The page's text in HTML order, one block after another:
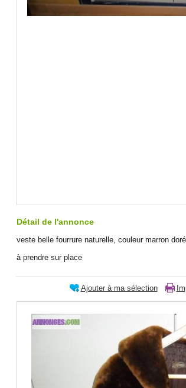
Détail de l'annonce
veste belle fourrure naturelle, couleur marron
à prendre sur place
Ajouter à ma sélection